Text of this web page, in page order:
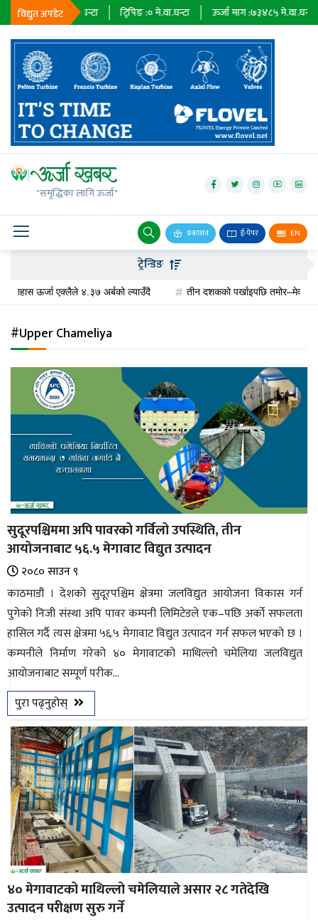
विद्युत अपडेट
२३६७९मे.वा.घन्टा ट्रिपिङ : मे.वा.घन्टा ऊर्जा माग :७३४८५मे.वा.घन्टा
"समृद्धिका लागि ऊर्जा"
प्रकाशन ई-पेपर EN
जलविद्युत्
सोलार
वायु
बायोग्यास
पेट्रोलियम
अन्तर्राष्ट्रिय
जलवायु
ऊर्जा
दक्षता
उहिलेकाे
खबर
हाइड्रोजन
इभी
सम्पादकीय
बैंक
पर्यटन
भिडियो
छापा
खोज
प्रोफाइल
ऊर्जा
विशेष
ट्रेन्डिङ
ऊर्जा एक्लैले ४.३७ अर्बको ल्याउँदै तीन दशकको पर्खाइपछि तमोर–मेवा
#Upper Chameliya
सुदूरपश्चिममा अपि पावरको गर्विलो उपस्थिति, तीन
आयोजनाबाट ५६.५ मेगावाट विद्युत उत्पादन
२०८० साउन ९
काठमाडौं । देशको सुदूरपश्चिम क्षेत्रमा जलविद्युत आयोजना विकास गर्न
पुगेको निजी संस्था अपि पावर कम्पनी लिमिटेडले एक–पछि अर्को सफलता
हासिल गर्दै त्यस क्षेत्रमा ५६.५ मेगावाट विद्युत उत्पादन गर्न सफल भएको छ ।
कम्पनीले निर्माण गरेको ४० मेगावाटको माथिल्लो चमेलिया जलविद्युत
आयोजनाबाट सम्पूर्ण परीक...
पुरा पढ्नुहोस्
४० मेगावाटको माथिल्लो चमेलियाले असार २८ गतेदेखि
उत्पादन परीक्षण सुरु गर्ने